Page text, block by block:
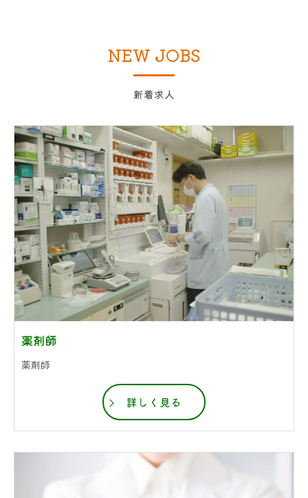
新着求人
NEW JOBS
薬剤師
薬剤師
詳しく見る